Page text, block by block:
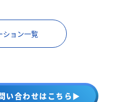
ション一覧
い合わせはこちら▶